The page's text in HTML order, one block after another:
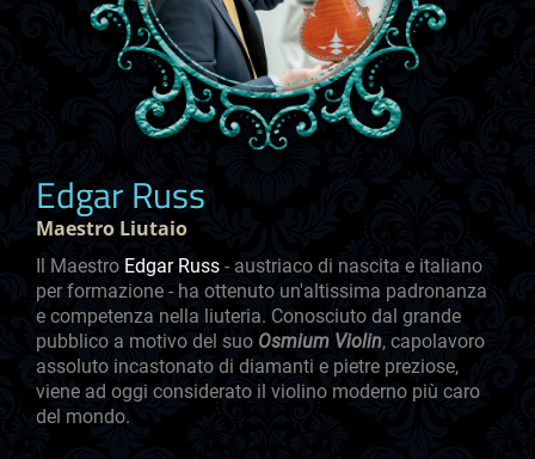
Edgar Russ
Maestro Liutaio
Il Maestro Edgar Russ - austriaco di nascita e italiano
per formazione - ha ottenuto un'altissima padronanza
e competenza nella liuteria. Conosciuto dal grande
pubblico a motivo del suo Osmium Violin, capolavoro
assoluto incastonato di diamanti e pietre preziose,
viene ad oggi considerato il violino moderno più caro
del mondo.